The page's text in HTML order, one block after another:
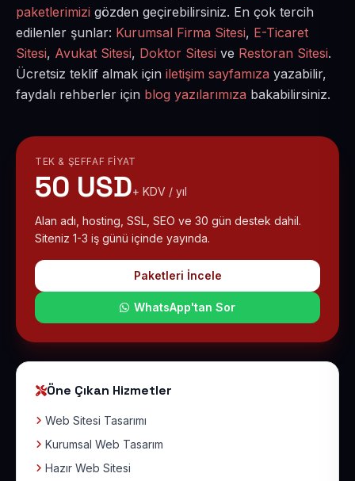
paketlerimizi gözden geçirebilirsiniz. En çok tercih
edilenler şunlar: Kurumsal Firma Sitesi, E-Ticaret
Sitesi, Avukat Sitesi, Doktor Sitesi ve Restoran Sitesi.
Ücretsiz teklif almak için iletişim sayfamıza yazabilir,
faydalı rehberler için blog yazılarımıza bakabilirsiniz.
TEK & ŞEFFAF FIYAT
50 USD+ KDV / yıl
Alan adı, hosting, SSL, SEO ve 30 gün destek dahil.
Siteniz 1-3 iş günü içinde yayında.
Paketleri İncele
WhatsApp'tan Sor
Öne Çıkan Hizmetler
Web Sitesi Tasarımı
Kurumsal Web Tasarım
Hazır Web Sitesi